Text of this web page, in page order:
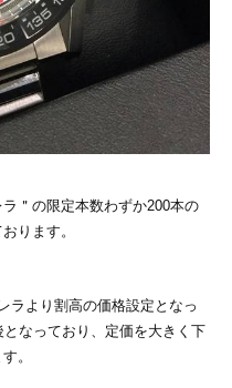
＂の限定本数わずか200本の
ります。
ラより割高の価格設定となっ
なっており、定価を大きく下
。